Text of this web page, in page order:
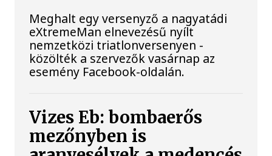
Meghalt egy versenyző a nagyatádi
eXtremeMan elnevezésű nyílt
nemzetközi triatlonversenyen -
közölték a szervezők vasárnap az
esemény Facebook-oldalán.
Vizes Eb: bombaerős
mezőnyben is